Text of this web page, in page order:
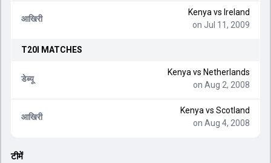
आखिरी
Kenya vs Ireland
on Jul 11, 2009
T20I MATCHES
डेब्यू
Kenya vs Netherlands
on Aug 2, 2008
आखिरी
Kenya vs Scotland
on Aug 4, 2008
टीमें